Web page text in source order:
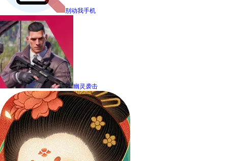
别动我手机
幽灵袭击